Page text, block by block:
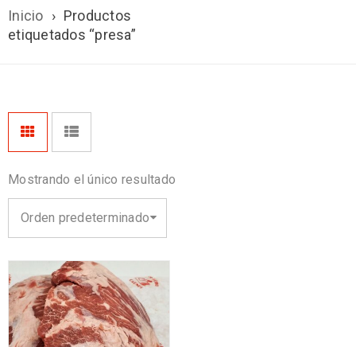
Inicio › Productos
etiquetados “presa”
Mostrando el único resultado
Orden predeterminado